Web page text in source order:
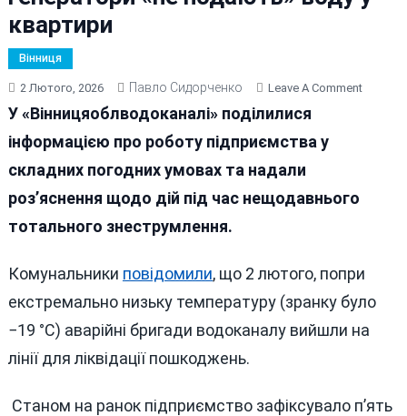
квартири
Вінниця
2 Лютого, 2026 Павло Сидорченко Leave A CommentOn
Воду
У «Вінницяоблводоканалі» поділилися
інформацією про роботу підприємства у
складних погодних умовах та надали
роз’яснення щодо дій під час нещодавнього
тотального знеструмлення.
Комунальники повідомили, що 2 лютого, попри
екстремально низьку температуру (зранку було
−19 °C) аварійні бригади водоканалу вийшли на
лінії для ліквідації пошкоджень.
Станом на ранок підприємство зафіксувало п’ять